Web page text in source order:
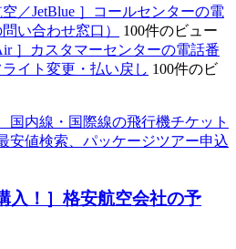
／JetBlue ］コールセンターの電
い合わせ窓口）
100件のビュー
］カスタマーセンターの電話番
イト変更・払い戻し 100件のビ
国内線・国際線の飛行機チケット
安値検索、パッケージツアー申込
入！］格安航空会社の予